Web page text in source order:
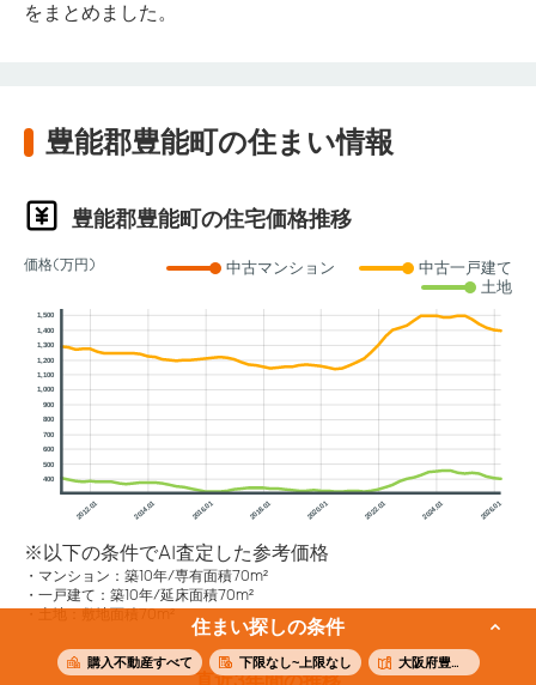
をまとめました。
豊能郡豊能町の住まい情報
豊能郡豊能町の住宅価格推移
価格(万円) 中古マンション
中古一戸建て
土地
2012.01 2014.01 2016.01 2018.01 2020.01 2022.01 2024.01 2026.01
400
500
600
700
800
900
1,000
1,100
1,200
1,300
1,400
1,500
※以下の条件でAI査定した参考価格
マンション：築10年/専有面積70m²
一戸建て：築10年/延床面積70m²
土地：敷地面積70m²
住まい探しの条件
購入不動産すべて 下限なし~上限なし 大阪府豊能郡豊能町